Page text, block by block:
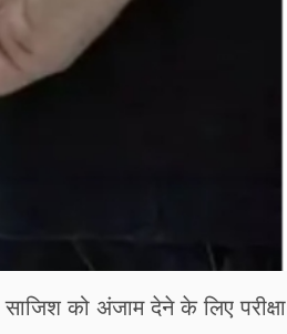
साजिश को अंजाम देने के लिए परीक्षा